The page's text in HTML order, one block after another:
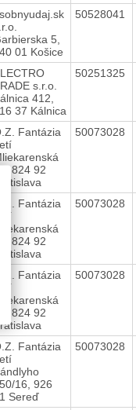
5,
01 Košice
50528041
s.r.o.
412,
37 Kálnica
50251325
Fantázia
824 92
50073028
Fantázia
824 92
50073028
Fantázia
824 92
50073028
Fantázia
16, 926
Sereď
50073028